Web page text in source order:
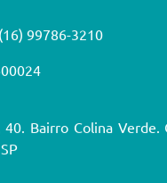
(16) 99786-3210
Bairro Colina Verde.